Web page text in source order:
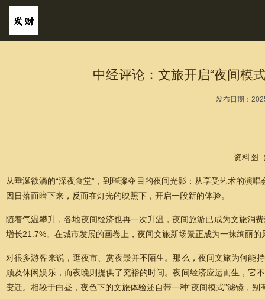
中经评论：文旅开启“夜间模
发布日期：
资料图
从垂涎欲滴的“深夜食堂”，到璀璨夺目的夜间光影；从享受艺术的演
因日落而暗下来，反而在灯光的映照下，开启一段新的体验。
随着气温攀升，各地夜间经济也再一次升温，夜间旅游已成为文旅消
增长21.7%。在城市发展的画卷上，夜间文旅新场景正成为一抹绚丽的
对很多游客来说，逛夜市、赏夜景并不陌生。那么，夜间文旅为何能
顾及休闲娱乐，而夜晚则提供了充裕的时间。夜间经济应运而生，它
变迁。相较于白昼，夜色下的文旅体验还自带一种“夜间模式”滤镜，别